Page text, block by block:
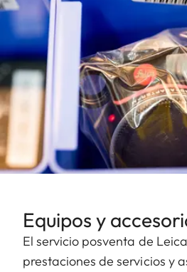
Equipos y
El servicio posventa de
prestaciones de servicios y